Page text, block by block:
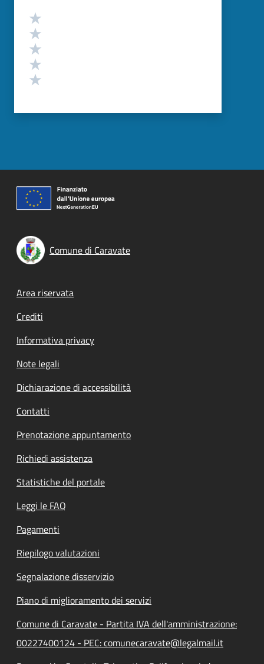
Valutazione
Comune di Caravate
Footer menu
Area riservata
Crediti
Informativa privacy
Note legali
Dichiarazione di accessibilità
Contatti
Prenotazione appuntamento
Richiedi assistenza
Statistiche del portale
Leggi le FAQ
Pagamenti
Riepilogo valutazioni
Segnalazione disservizio
Piano di miglioramento dei servizi
Comune di Caravate - Partita IVA dell'amministrazione:
00227400124 - PEC: comunecaravate@legalmail.it